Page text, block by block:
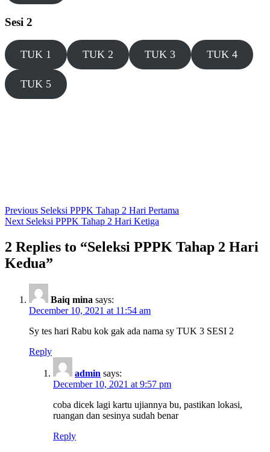
Sesi 2
TUK 1 TUK 2 TUK 3 TUK 4
TUK 5
Post
navigation
Previous Previous
post:
Seleksi PPPK Tahap 2 Hari Pertama
Next Next
Seleksi PPPK Tahap 2 Hari Ketiga
2 Replies to “Seleksi PPPK Tahap 2 Hari
Kedua”
Baiq mina says:
December 10, 2021 at 11:54 am
Sy tes hari Rabu kok gak ada nama sy TUK 3 SESI 2
Reply
admin says:
December 10, 2021 at 9:57 pm
coba dicek lagi kartu ujiannya bu, pastikan lokasi,
ruangan dan sesinya sudah benar
Reply